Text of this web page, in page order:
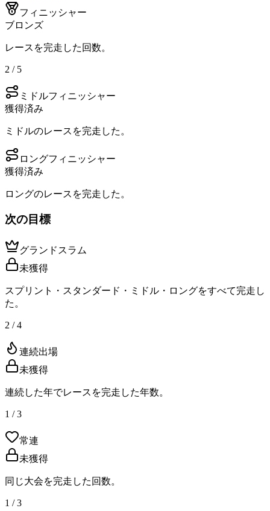
フィニッシャー
ブロンズ
レースを完走した回数。
2 / 5
ミドルフィニッシャー
獲得済み
ミドルのレースを完走した。
ロングフィニッシャー
獲得済み
ロングのレースを完走した。
次の目標
グランドスラム
未獲得
スプリント・スタンダード・ミドル・ロングをすべて完走し
た。
2 / 4
連続出場
未獲得
連続した年でレースを完走した年数。
1 / 3
常連
未獲得
同じ大会を完走した回数。
1 / 3